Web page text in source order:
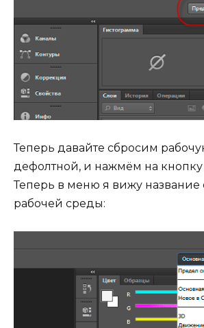
Теперь давайте сбросим
дефолтной, и нажмём на кнопку
Теперь в меню я вижу название
рабочей среды: